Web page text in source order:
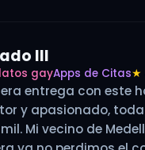
lll
gayApps de Citas★
entrega con este
y apasionado,
Mi vecino de